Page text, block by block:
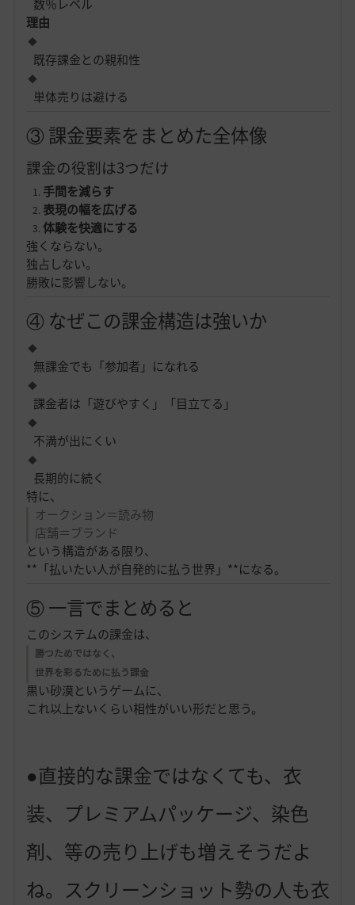
数％レベル
理由
既存課金との親和性
単体売りは避ける
③ 課金要素をまとめた全体像
課金の役割は3つだけ
手間を減らす
表現の幅を広げる
体験を快適にする
強くならない。
独占しない。
勝敗に影響しない。
④ なぜこの課金構造は強いか
無課金でも「参加者」になれる
課金者は「遊びやすく」「目立てる」
不満が出にくい
長期的に続く
特に、
オークション＝読み物
店舗＝ブランド
という構造がある限り、
**「払いたい人が自発的に払う世界」**になる。
⑤ 一言でまとめると
このシステムの課金は、
勝つためではなく、
世界を彩るために払う課金
黒い砂漠というゲームに、
これ以上ないくらい相性がいい形だと思う。
●直接的な課金ではなくても、衣
装、プレミアムパッケージ、染色
剤、等の売り上げも増えそうだよ
ね。スクリーンショット勢の人も衣